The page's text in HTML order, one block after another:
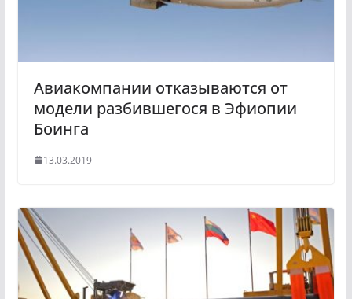
Авиакомпании отказываются от
модели разбившегося в Эфиопии
Боинга
13.03.2019